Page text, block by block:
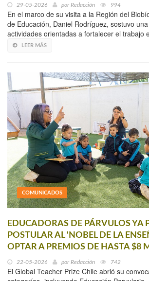
29-05-2026 por Redacción 994
En el marco de su visita a la Región del
de Educación, Daniel Rodríguez, sostuvo
actividades orientadas a fortalecer el trabajo
LEER MÁS
COMUNICADOS
EDUCADORAS DE PÁRVULOS YA
POSTULAR AL 'NOBEL DE LA
OPTAR A PREMIOS DE HASTA $8
22-05-2026 por Redacción 742
El Global Teacher Prize Chile abrió su